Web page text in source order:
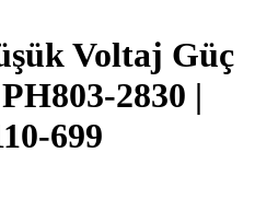
Voltaj Güç
2830 |
699